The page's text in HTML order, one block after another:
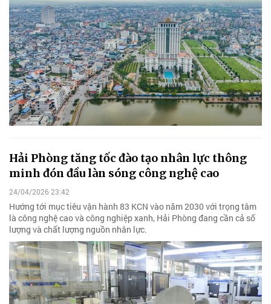
Hải Phòng tăng tốc đào tạo nhân lực thông
minh đón đầu làn sóng công nghệ cao
24/04/2026 23:42
Hướng tới mục tiêu vận hành 83 KCN vào năm 2030 với trọng tâm
là công nghệ cao và công nghiệp xanh, Hải Phòng đang cần cả số
lượng và chất lượng nguồn nhân lực.